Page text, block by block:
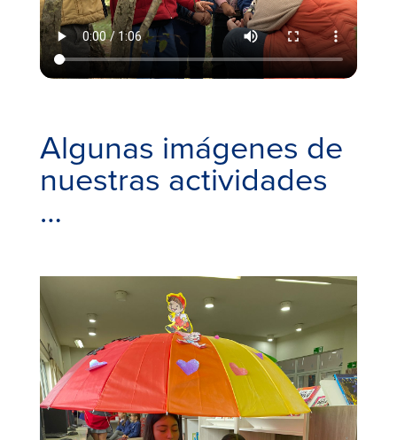
Algunas imágenes de
nuestras actividades
…